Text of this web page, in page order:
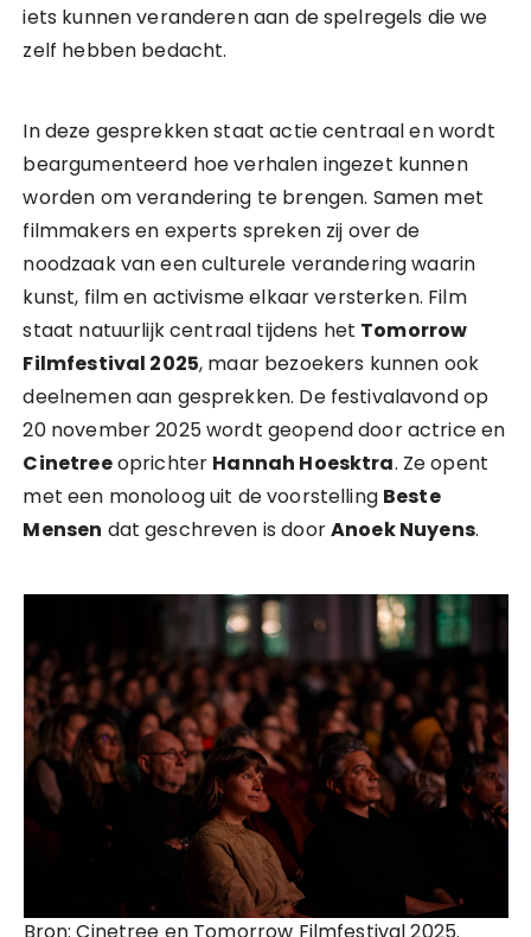
iets kunnen veranderen aan de spelregels die we
zelf hebben bedacht.
In deze gesprekken staat actie centraal en wordt
beargumenteerd hoe verhalen ingezet kunnen
worden om verandering te brengen. Samen met
filmmakers en experts spreken zij over de
noodzaak van een culturele verandering waarin
kunst, film en activisme elkaar versterken. Film
staat natuurlijk centraal tijdens het Tomorrow
Filmfestival 2025, maar bezoekers kunnen ook
deelnemen aan gesprekken. De festivalavond op
20 november 2025 wordt geopend door actrice en
Cinetreeoprichter Hannah Hoesktra. Ze opent
met een monoloog uit de voorstelling Beste
Mensen dat geschreven is doorAnoek Nuyens.